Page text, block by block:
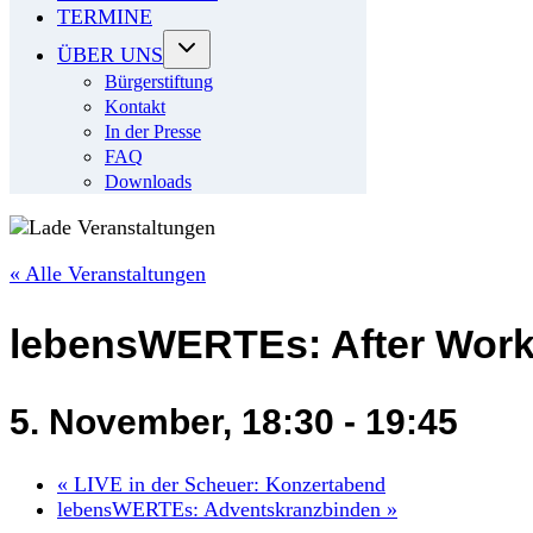
TERMINE
ÜBER UNS
Bürgerstiftung
Kontakt
In der Presse
FAQ
Downloads
« Alle Veranstaltungen
lebensWERTEs: After
5. November, 18:30 - 19:45
« LIVE in der Scheuer: Konzertabend
lebensWERTEs: Adventskranzbinden »